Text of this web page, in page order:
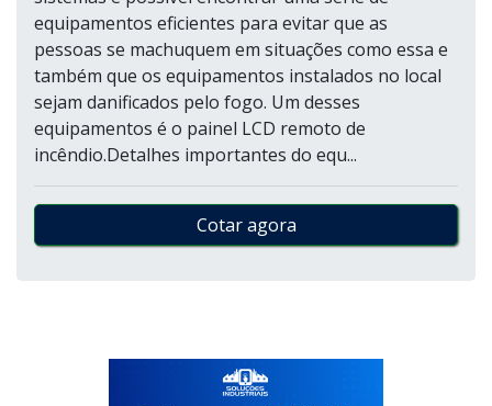
equipamentos eficientes para evitar que as
pessoas se machuquem em situações como essa e
também que os equipamentos instalados no local
sejam danificados pelo fogo. Um desses
equipamentos é o painel LCD remoto de
incêndio.Detalhes importantes do equ...
Cotar agora